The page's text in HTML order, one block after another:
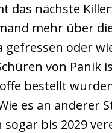
das nächste
mehr über
oder
von Panik
bestellt
es an anderer
bis 2029